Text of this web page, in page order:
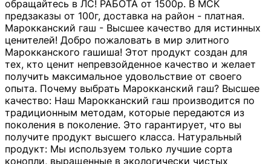
обращайтесь в ЛС! РАБОТА от 1500р. В МСК
предзаказы от 100г, доставка на район - платная.
Марокканский гаш - Высшее качество для истинных
ценителей! Добро пожаловать в мир элитного
Марокканского гашиша! Этот продукт создан для
тех, кто ценит непревзойденное качество и желает
получить максимальное удовольствие от своего
опыта. Почему выбрать Марокканский гаш? Высшее
качество: Наш Марокканский гаш производится по
традиционным методам, которые передаются из
поколения в поколение. Это гарантирует, что вы
получите продукт высшего класса. Натуральный
продукт: Мы используем только лучшие сорта
конопли, выращенные в экологически чистых